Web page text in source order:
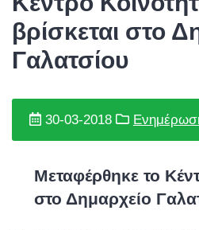
βρίσκεται στο
Γαλατσίου
30-03-2018
Μεταφέρθηκε το
στο Δημαρχείο